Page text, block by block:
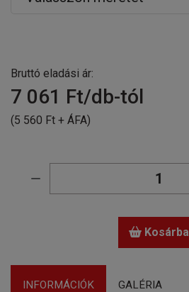
Bruttó eladási ár:
7 061 Ft/db-tól
(5 560 Ft + ÁFA)
Kosárba
INFORMÁCIÓK GALÉRIA